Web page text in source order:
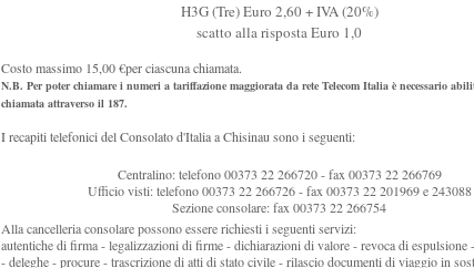
H3G (Tre) Euro 2,60 + IVA (20%)
scatto alla risposta Euro 1,0
Costo massimo 15,00 €per ciascuna chiamata.
N.B. Per poter chiamare i numeri a tariffazione maggiorata da rete Telecom Italia è necessario
chiamata attraverso il 187.
I recapiti telefonici del Consolato d'Italia a Chisinau sono i seguenti:
Centralino: telefono 00373 22 266720 - fax 00373 22 266769
Ufficio visti: telefono 00373 22 266726 - fax 00373 22 201969 e 243088
Sezione consolare: fax 00373 22 266754
Alla cancelleria consolare possono essere richiesti i seguenti servizi:
autentiche di firma - legalizzazioni di firme - dichiarazioni di valore - revoca di espulsione
- deleghe - procure - trascrizione di atti di stato civile - rilascio documenti di viaggio in